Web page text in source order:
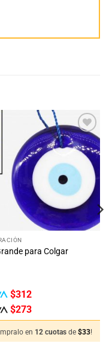
Añadir
a la
lista
deseos
para Colgar
$312
$273
en 12 cuotas de $33!